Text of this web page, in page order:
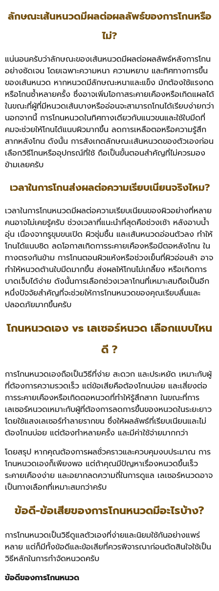
ลักษณะเส้นหนวดมีผลต่อผลลัพธ์ของการโกนหรือ
ไม่?
แน่นอนครับว่าลักษณะของเส้นหนวดมีผลต่อผลลัพธ์หลังการโกน
อย่างชัดเจน โดยเฉพาะความหนา ความหยาบ และทิศทางการขึ้น
ของเส้นหนวด หากหนวดมีลักษณะหนาและแข็ง มักต้องใช้แรงกด
หรือโกนซ้ำหลายครั้ง ซึ่งอาจเพิ่มโอกาสระคายเคืองหรือเกิดแผลได้
ในขณะที่ผู้ที่มีหนวดเส้นบางหรืออ่อนจะสามารถโกนได้เรียบง่ายกว่า
นอกจากนี้ การโกนหนวดในทิศทางเดียวกับแนวขนและใช้ใบมีดที่
คมจะช่วยให้โกนได้แนบผิวมากขึ้น ลดการเหลือตอหรือความรู้สึก
สากหลังโกน ดังนั้น การสังเกตลักษณะเส้นหนวดของตัวเองก่อน
เลือกวิธีโกนหรืออุปกรณ์ที่ใช้ ถือเป็นขั้นตอนสำคัญที่ไม่ควรมอง
ข้ามเลยครับ
เวลาในการโกนส่งผลต่อความเรียบเนียนจริงไหม?
เวลาในการโกนหนวดมีผลต่อความเรียบเนียนของผิวอย่างที่หลาย
คนอาจไม่เคยรู้ครับ ช่วงเวลาที่แนะนำที่สุดคือช่วงเช้า หลังอาบน้ำ
อุ่น เนื่องจากรูขุมขนเปิด ผิวชุ่มชื้น และเส้นหนวดอ่อนตัวลง ทำให้
โกนได้แนบชิด ลดโอกาสเกิดการระคายเคืองหรือมีตอหลังโกน ใน
ทางตรงกันข้าม การโกนตอนผิวแห้งหรือช่วงเย็นที่ผิวอ่อนล้า อาจ
ทำให้หนวดต้านใบมีดมากขึ้น ส่งผลให้โกนไม่เกลี้ยง หรือเกิดการ
บาดเจ็บได้ง่าย ดังนั้นการเลือกช่วงเวลาโกนที่เหมาะสมถือเป็นอีก
หนึ่งปัจจัยสำคัญที่จะช่วยให้การโกนหนวดของคุณเรียบลื่นและ
ปลอดภัยมากขึ้นครับ
โกนหนวดเอง vs เลเซอร์หนวด เลือกแบบไหน
ดี ?
การโกนหนวดเองถือเป็นวิธีที่ง่าย สะดวก และประหยัด เหมาะกับผู้
ที่ต้องการความรวดเร็ว แต่ข้อเสียคือต้องโกนบ่อย และเสี่ยงต่อ
การระคายเคืองหรือเกิดตอหนวดที่ทำให้รู้สึกสาก ในขณะที่การ
เลเซอร์หนวดเหมาะกับผู้ที่ต้องการลดการขึ้นของหนวดในระยะยาว
โดยใช้แสงเลเซอร์ทำลายรากขน ซึ่งให้ผลลัพธ์ที่เรียบเนียนและไม่
ต้องโกนบ่อย แต่ต้องทำหลายครั้ง และมีค่าใช้จ่ายมากกว่า
โดยสรุป หากคุณต้องการผลชั่วคราวและควบคุมงบประมาณ การ
โกนหนวดเองก็เพียงพอ แต่ถ้าคุณมีปัญหาเรื่องหนวดขึ้นเร็ว
ระคายเคืองง่าย และอยากลดความถี่ในการดูแล เลเซอร์หนวดอาจ
เป็นทางเลือกที่เหมาะสมกว่าครับ
ข้อดี-ข้อเสียของการโกนหนวดมีอะไรบ้าง?
การโกนหนวดเป็นวิธีดูแลตัวเองที่ง่ายและนิยมใช้กันอย่างแพร่
หลาย แต่ก็มีทั้งข้อดีและข้อเสียที่ควรพิจารณาก่อนตัดสินใจใช้เป็น
วิธีหลักในการกำจัดหนวดครับ
ข้อดีของการโกนหนวด